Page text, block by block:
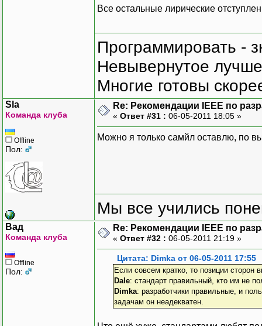
Все остальные лирические
Программировать -
Невывернутое
Многие готовы
Sla
Команда клуба
Offline
Пол:
Re: Рекомендации IEEE по
« Ответ #31 : 06-05-2011 18:05 »
Можно я только самйл оставлю, по
Мы все учились
Вад
Команда клуба
Offline
Пол:
Re: Рекомендации IEEE по
« Ответ #32 : 06-05-2011 21:19 »
Цитата: Dimka от 06-05-2011 17:55
Если совсем кратко, то позиции сторон
Dale: стандарт правильный, кто им не
Dimka: разработчики правильные, и
задачам он неадекватен.